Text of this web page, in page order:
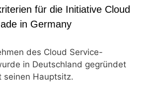
für die Initiative Cloud
in Germany
des Cloud Service-
in Deutschland gegründet
seinen Hauptsitz.